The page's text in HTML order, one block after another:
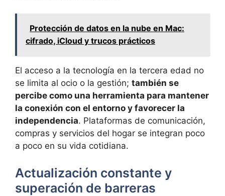
Protección de datos en la nube en Mac:
cifrado, iCloud y trucos prácticos
El acceso a la tecnología en la tercera edad no
se limita al ocio o la gestión; también se
percibe como una herramienta para mantener
la conexión con el entorno y favorecer la
independencia. Plataformas de comunicación,
compras y servicios del hogar se integran poco
a poco en su vida cotidiana.
Actualización constante y
superación de barreras